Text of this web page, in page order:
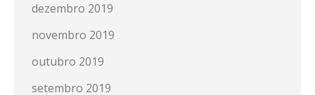
dezembro 2019
novembro 2019
outubro 2019
setembro 2019